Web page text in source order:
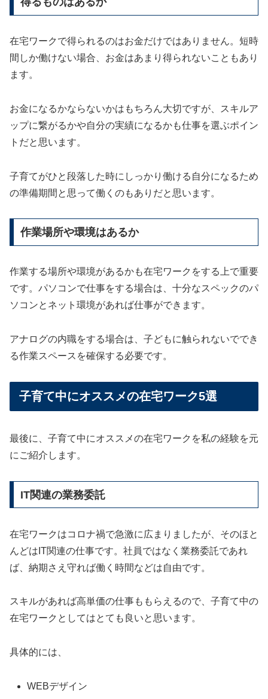
在宅ワークで得られるのはお金だけではありません。短時
間しか働けない場合、お金はあまり得られないこともあり
ます。
お金になるかならないかはもちろん大切ですが、スキルア
ップに繋がるかや自分の実績になるかも仕事を選ぶポイン
トだと思います。
子育てがひと段落した時にしっかり働ける自分になるため
の準備期間と思って働くのもありだと思います。
作業場所や環境はあるか
作業する場所や環境があるかも在宅ワークをする上で重要
です。パソコンで仕事をする場合は、十分なスペックのパ
ソコンとネット環境があれば仕事ができます。
アナログの内職をする場合は、子どもに触られないででき
る作業スペースを確保する必要です。
子育て中にオススメの在宅ワーク5選
最後に、子育て中にオススメの在宅ワークを私の経験を元
にご紹介します。
IT関連の業務委託
在宅ワークはコロナ禍で急激に広まりましたが、そのほと
んどはIT関連の仕事です。社員ではなく業務委託であれ
ば、納期さえ守れば働く時間などは自由です。
スキルがあれば高単価の仕事ももらえるので、子育て中の
在宅ワークとしてはとても良いと思います。
具体的には、
WEBデザイン